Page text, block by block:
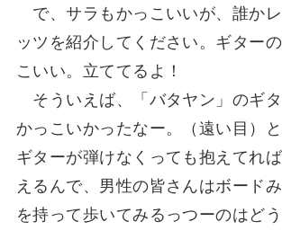
で、サラもかっこいいが、誰か
ッツを紹介してください。ギター
こいい。立ててるよ！
そういえば、「バタヤン」のギ
かっこいかったなー。（遠い目）と
ギターが弾けなくっても抱えてれ
えるんで、男性の皆さんはボード
を持って歩いてみるっつーのはどう